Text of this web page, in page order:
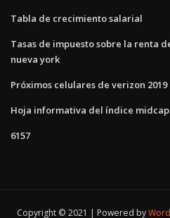
Tabla de crecimiento salarial
Tasas de impuesto sobre la renta
nueva york
Próximos celulares de verizon 2019
Hoja informativa del índice
6157
Copyright © 2021 | Powered by